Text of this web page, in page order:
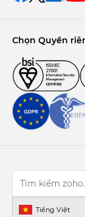
Chọn Quyền
Tiếng Việt